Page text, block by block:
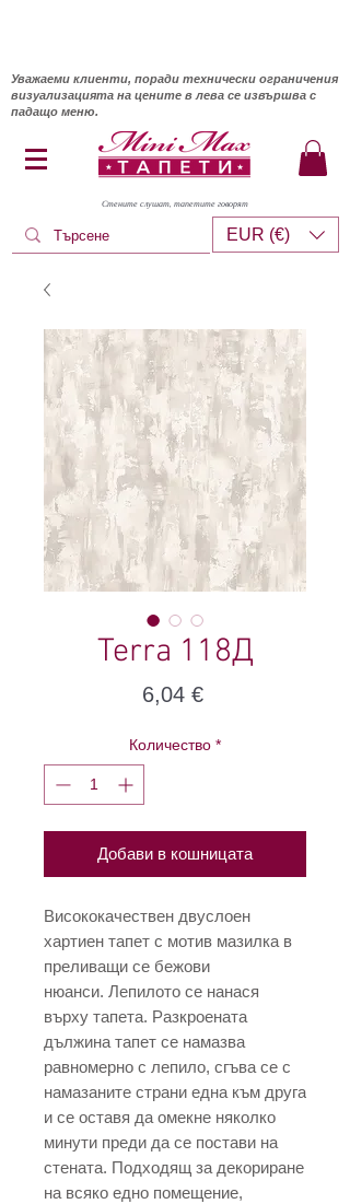
Уважаеми клиенти, поради технически ограничения
визуализацията на цените в лева се извършва с
падащо меню.
Стените слушат, тапетите говорят
EUR (€)
Terra 118Д
6,04 €Цена
Количество *
Добави в кошницата
Висококачествен двуслоен
хартиен тапет с мотив мазилка в
преливащи се бежови
нюанси. Лепилото се нанася
върху тапета. Разкроената
дължина тапет се намазва
равномерно с лепило, сгъва се с
намазаните страни една към друга
и се оставя да омекне няколко
минути преди да се постави на
стената. Подходящ за декориране
на всяко едно помещение,